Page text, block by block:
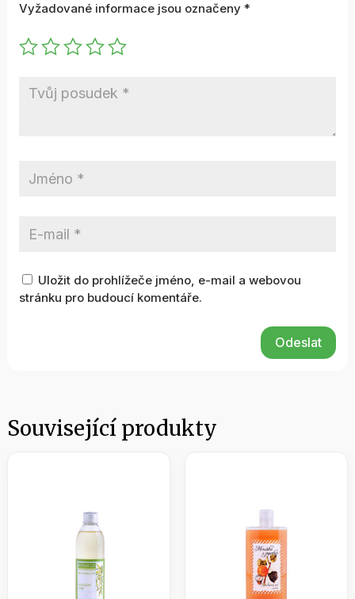
Vyžadované informace jsou označeny *
Uložit do prohlížeče jméno, e-mail a webovou
stránku pro budoucí komentáře.
Odeslat
Související produkty